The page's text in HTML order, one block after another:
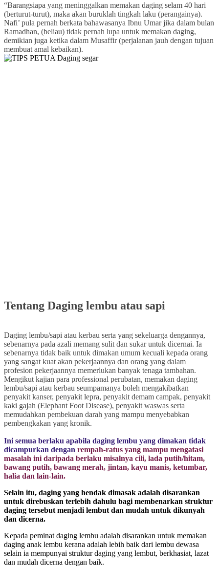
“Barangsiapa yang meninggalkan memakan daging selam 40 hari
(berturut-turut), maka akan buruklah tingkah laku (perangainya).
Nafi’ pula pernah berkata bahawasanya Ibnu Umar jika dalam bulan
Ramadhan, (beliau) tidak pernah lupa untuk memakan daging,
demikian juga ketika dalam Musaffir (perjalanan jauh dengan tujuan
membuat amal kebaikan).
Tentang Daging lembu atau sapi
Daging lembu/sapi atau kerbau serta yang sekeluarga dengannya,
sebenarnya pada azali memang sulit dan sukar untuk dicernai. Ia
sebenarnya tidak baik untuk dimakan umum kecuali kepada orang
yang sangat kuat akan pekerjaannya dan orang yang dalam
profesion pekerjaannya memerlukan banyak tenaga tambahan.
Mengikut kajian para professional perubatan, memakan daging
lembu/sapi atau kerbau seumpamanya boleh mengakibatkan
penyakit kanser, penyakit lepra, penyakit demam campak, penyakit
kaki gajah (Elephant Foot Disease), penyakit waswas serta
memudahkan pembekuan darah yang mampu menyebabkan
pembengkakan yang kronik.
Ini semua berlaku apabila daging lembu yang dimakan tidak
dicampurkan dengan rempah-ratus yang mampu mengatasi
masalah ini daripada berlaku misalnya cili, lada putih/hitam,
bawang putih, bawang merah, jintan, kayu manis, ketumbar,
halia dan lain-lain.
Selain itu, daging yang hendak dimasak adalah disarankan
untuk direbuskan terlebih dahulu bagi membenarkan struktur
daging tersebut menjadi lembut dan mudah untuk dikunyah
dan dicerna.
Kepada peminat daging lembu adalah disarankan untuk memakan
daging anak lembu kerana adalah lebih baik dari lembu dewasa
selain ia mempunyai struktur daging yang lembut, berkhasiat, lazat
dan mudah dicerna dengan baik.